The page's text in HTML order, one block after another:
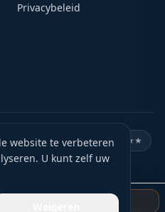
Privacybeleid
⭐Google ★★★★★
heel Nederland
starten
website te verbeteren
U kunt zelf uw